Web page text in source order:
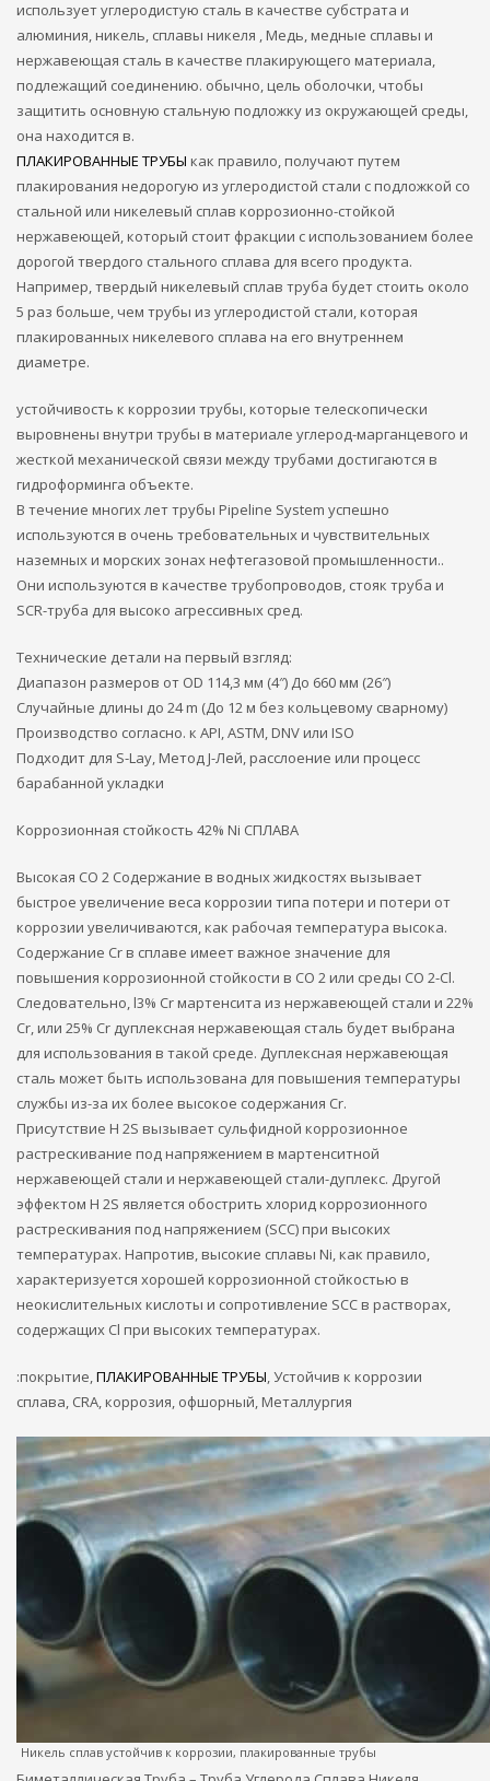
использует углеродистую сталь в качестве субстрата и
алюминия, никель, сплавы никеля , Медь, медные сплавы и
нержавеющая сталь в качестве плакирующего материала,
подлежащий соединению. обычно, цель оболочки, чтобы
защитить основную стальную подложку из окружающей среды,
она находится в.
ПЛАКИРОВАННЫЕ ТРУБЫ как правило, получают путем
плакирования недорогую из углеродистой стали с подложкой со
стальной или никелевый сплав коррозионно-стойкой
нержавеющей, который стоит фракции с использованием более
дорогой твердого стального сплава для всего продукта.
Например, твердый никелевый сплав труба будет стоить около
5 раз больше, чем трубы из углеродистой стали, которая
плакированных никелевого сплава на его внутреннем
диаметре.
устойчивость к коррозии трубы, которые телескопически
выровнены внутри трубы в материале углерод-марганцевого и
жесткой механической связи между трубами достигаются в
гидроформинга объекте.
В течение многих лет трубы Pipeline System успешно
используются в очень требовательных и чувствительных
наземных и морских зонах нефтегазовой промышленности..
Они используются в качестве трубопроводов, стояк труба и
SCR-труба для высоко агрессивных сред.
Технические детали на первый взгляд:
Диапазон размеров от OD 114,3 мм (4″) До 660 мм (26″)
Случайные длины до 24 m (До 12 м без кольцевому сварному)
Производство согласно. к API, ASTM, DNV или ISO
Подходит для S-Lay, Метод J-Лей, расслоение или процесс
барабанной укладки
Коррозионная стойкость 42% Ni СПЛАВА
Высокая CO 2 Содержание в водных жидкостях вызывает
быстрое увеличение веса коррозии типа потери и потери от
коррозии увеличиваются, как рабочая температура высока.
Содержание Cr в сплаве имеет важное значение для
повышения коррозионной стойкости в CO 2 или среды СО 2-Cl.
Следовательно, l3% Cr мартенсита из нержавеющей стали и 22%
Cr, или 25% Cr дуплексная нержавеющая сталь будет выбрана
для использования в такой среде. Дуплексная нержавеющая
сталь может быть использована для повышения температуры
службы из-за их более высокое содержания Cr.
Присутствие H 2S вызывает сульфидной коррозионное
растрескивание под напряжением в мартенситной
нержавеющей стали и нержавеющей стали-дуплекс. Другой
эффектом H 2S является обострить хлорид коррозионного
растрескивания под напряжением (SCC) при высоких
температурах. Напротив, высокие сплавы Ni, как правило,
характеризуется хорошей коррозионной стойкостью в
неокислительных кислоты и сопротивление SCC в растворах,
содержащих Cl при высоких температурах.
:покрытие,ПЛАКИРОВАННЫЕ ТРУБЫ, Устойчив к коррозии
сплава, CRA, коррозия, офшорный, Металлургия
Никель сплав устойчив к коррозии, плакированные трубы